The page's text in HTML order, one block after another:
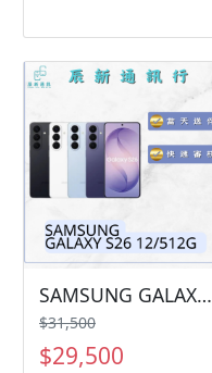
邊付款， 月付超輕鬆！
【商品名稱】SAMSUNG
GALAXY S26+ 【容量】
12/512G ‼️ 購買手機注意
事項 ‼️ • 有任何問題都歡
迎洽群官方LINE：
@kjg6280d • 七日鑑賞期
內，如商品有問題，請盡
速向我們告知並且協助處
理 • 全新品為原廠保固一
年，中古機店家保固15天
• 店家擁有隨時修改、變
更、暫停活動之權利 下單
前請先私訊和加LINE來幫
您安排快速審核及回報審
SAMSUNG GALAXY S26 12/512G 有額度快速過件 🎯 想換新機？現在就是最佳時機！現貨當天審件當天過件即可以馬上寄出
$31,500
$29,500